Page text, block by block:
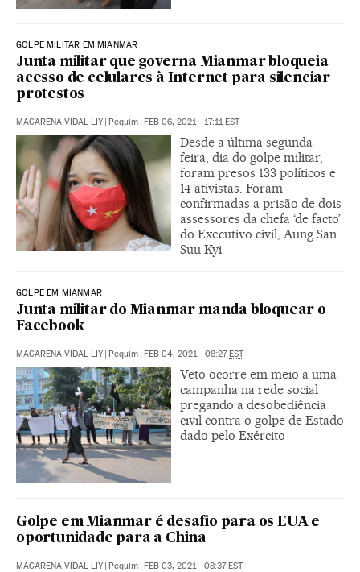
GOLPE MILITAR EM MIANMAR
Junta militar que governa Mianmar bloqueia
acesso de celulares à Internet para silenciar
protestos
MACARENA VIDAL LIY | Pequim | FEB 06, 2021 - 17:11EST
Desde a última segunda-
feira, dia do golpe militar,
foram presos 133 políticos e
14 ativistas. Foram
confirmadas a prisão de dois
assessores da chefa ‘de facto’
do Executivo civil, Aung San
Suu Kyi
GOLPE EM MIANMAR
Junta militar do Mianmar manda bloquear o
Facebook
MACARENA VIDAL LIY | Pequim | FEB 04, 2021 - 08:27EST
Veto ocorre em meio a uma
campanha na rede social
pregando a desobediência
civil contra o golpe de Estado
dado pelo Exército
Golpe em Mianmar é desafio para os EUA e
oportunidade para a China
MACARENA VIDAL LIY | Pequim | FEB 03, 2021 - 08:37EST